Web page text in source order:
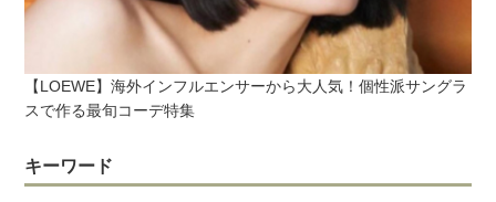
【LOEWE】海外インフルエンサーから大人気！個性派サングラ
スで作る最旬コーデ特集
キーワード